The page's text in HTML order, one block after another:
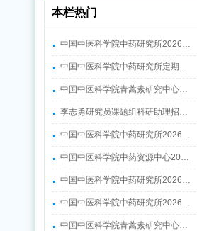
本栏热门
中国中医科学院中药研究所2026…
中国中医科学院中药研究所定期…
中国中医科学院青蒿素研究中心…
李志勇研究员课题组科研助理招…
中国中医科学院中药研究所2026…
中国中医科学院中药资源中心20…
中国中医科学院中药研究所2026…
中国中医科学院中药研究所2026…
中国中医科学院青蒿素研究中心…